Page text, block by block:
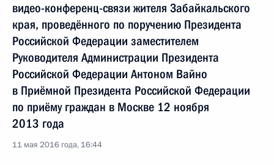
видео-конференц-связи жителя Забайкальского
края, проведённого по поручению Президента
Российской Федерации заместителем
Руководителя Администрации Президента
Российской Федерации Антоном Вайно
в Приёмной Президента Российской Федерации
по приёму граждан в Москве 12 ноября
2013 года
11 мая 2016 года, 16:44